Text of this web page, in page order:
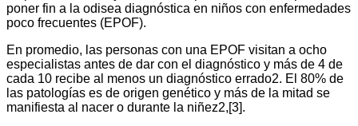
poner fin a la odisea diagnóstica en niños con enfermedades
poco frecuentes (EPOF).
En promedio, las personas con una EPOF visitan a ocho
especialistas antes de dar con el diagnóstico y más de 4 de
cada 10 recibe al menos un diagnóstico errado2. El 80% de
las patologías es de origen genético y más de la mitad se
manifiesta al nacer o durante la niñez2,[3].